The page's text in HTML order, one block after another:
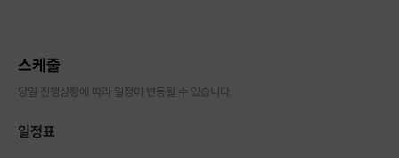
오랫동안 같은 자세로 일하는 회사원 분들!
허리랑 목 통증이 심해지진 않으셨나요?
요즘 많은 분들이 건강을 위해 필라테스를 찾아주고 계신
스케줄
당일 진행상황에 따라 일정이 변동될 수 있습니다.
일정표